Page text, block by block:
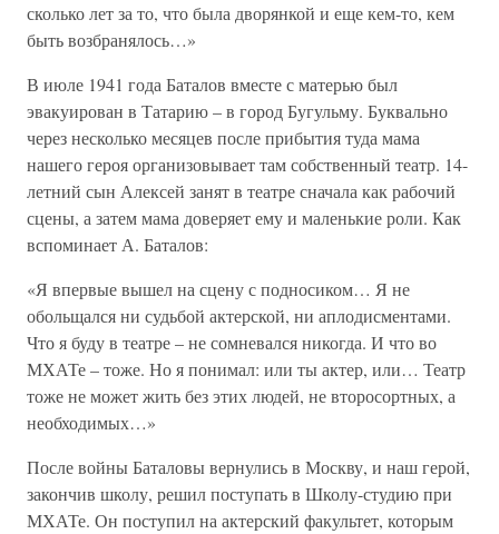
сколько лет за то, что была дворянкой и еще кем-то, кем
быть возбранялось…»
В июле 1941 года Баталов вместе с матерью был
эвакуирован в Татарию – в город Бугульму. Буквально
через несколько месяцев после прибытия туда мама
нашего героя организовывает там собственный театр. 14-
летний сын Алексей занят в театре сначала как рабочий
сцены, а затем мама доверяет ему и маленькие роли. Как
вспоминает А. Баталов:
«Я впервые вышел на сцену с подносиком… Я не
обольщался ни судьбой актерской, ни аплодисментами.
Что я буду в театре – не сомневался никогда. И что во
МХАТе – тоже. Но я понимал: или ты актер, или… Театр
тоже не может жить без этих людей, не второсортных, а
необходимых…»
После войны Баталовы вернулись в Москву, и наш герой,
закончив школу, решил поступать в Школу-студию при
МХАТе. Он поступил на актерский факультет, которым